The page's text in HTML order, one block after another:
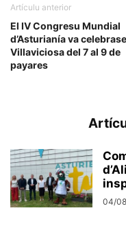
Artículu anterior
El IV Congresu Mundial
d’Asturianía va
Villaviciosa del 7 al 9 de
payares
04/